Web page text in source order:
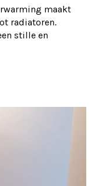
maakt
radiatoren.
stille en